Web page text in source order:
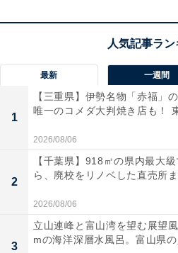
どの婚姻関係や、引っ越し、家
また、起業や開店、会社の登
トにもぴったり。天からのサポ
ることで、大きく発展すると
最新 一週間
1
【三重県】伊勢名物「赤福」
唯一のコメダ大判焼き店も！
2026/08/06
2
【千葉県】918㎡の県内最大
ら、廃校をリノベした直売所
2026/08/06
3
立山連峰と富山湾を望む展望
mの海洋深層水風呂。富山県の